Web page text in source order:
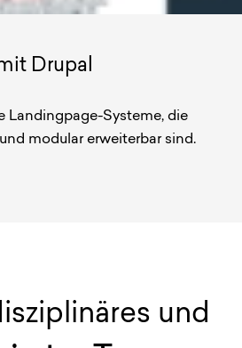
Drupal
Landingpage-Systeme, die
modular erweiterbar sind.
und